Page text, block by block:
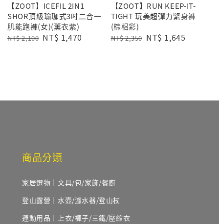
【ZOOT】ICEFIL 2IN1
SHOR頂級瑜珈式3吋二合一
肌能跑褲(女)(薰衣紫)
Regular
NT$ 2,100 Sale
NT$ 1,470
【ZOOT】RUN KEEP-IT-
TIGHT 玩美超彈力緊身褲
(棕梠彩)
Regular
NT$ 2,350 Sale
NT$ 1,645
商品分類
家居選物｜文具/包/家飾/餐廚
登山露營｜水壺/濾水器/登山杖
運動用品｜上衣/褲子/三鐵/壓縮衣